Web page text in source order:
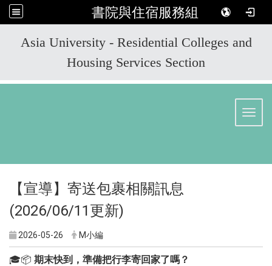
書院與住宿服務組
Asia University - Residential Colleges and
Housing Services Section
【宣導】寄送包裹相關訊息
(2026/06/11更新)
2026-05-26 M小編
🎓📦 期末快到，準備把行李寄回家了嗎？